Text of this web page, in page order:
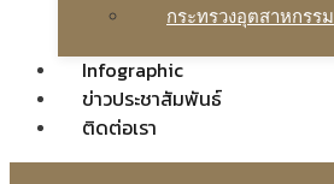
กระทรวงอุตสาหกรรม
Infographic
ข่าวประชาสัมพันธ์
ติดต่อเรา